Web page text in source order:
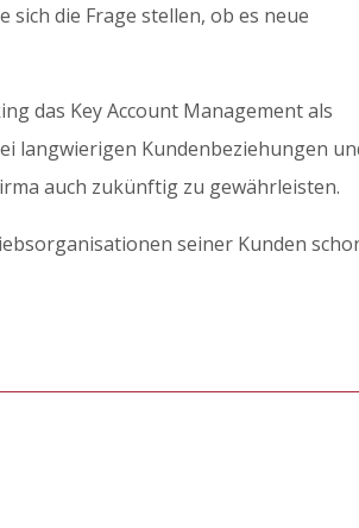
die Frage stellen, ob es neue
das Key Account Management als
langwierigen Kundenbeziehungen
auch zukünftig zu gewährleisten.
seiner Kunden